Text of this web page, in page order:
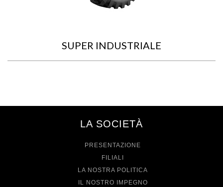
SUPER INDUSTRIALE
LA SOCIETÀ
PRESENTAZIONE
FILIALI
LA NOSTRA POLITICA
IL NOSTRO IMPEGNO